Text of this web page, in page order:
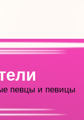
певцы и певицы